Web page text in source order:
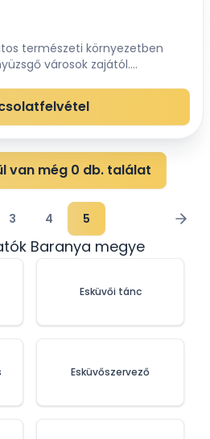
természeti környezetben
városok zajától.
páratlan kilátás nyílik
A hely...
van még 0 db. találat
3 4 5
Baranya megye
Esküvői tánc
Esküvőszervező